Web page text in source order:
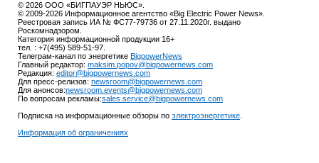
© 2026 ООО «БИГПАУЭР НЬЮС».
© 2009-2026 Информационное агентство «Big Electric Power News».
Реестровая запись ИА № ФС77-79736 от 27.11.2020г. выдано
Роскомнадзором.
Категория информационной продукции 16+
тел. : +7(495) 589-51-97.
Телеграм-канал по энергетике BigpowerNews
Главный редактор: maksim.popov@bigpowernews.com
Редакция: editor@bigpowernews.com
Для пресс-релизов: newsroom@bigpowernews.com
Для анонсов:newsroom.events@bigpowernews.com
По вопросам рекламы:sales.service@bigpowernews.com
Подписка на информационные обзоры по электроэнергетике
Информация об ограничениях